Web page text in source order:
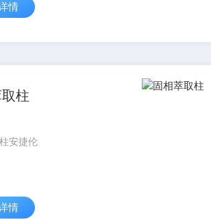
具有二十多年开
仪厂商如
情
柱
安捷伦
情